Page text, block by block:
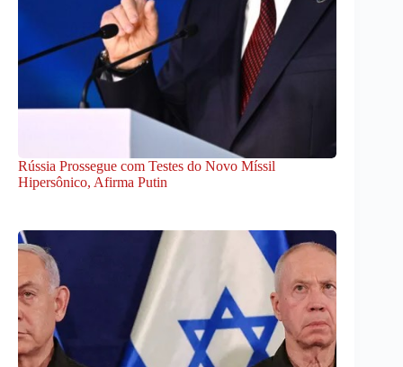
Rússia Prossegue com Testes do Novo Míssil
Hipersônico, Afirma Putin